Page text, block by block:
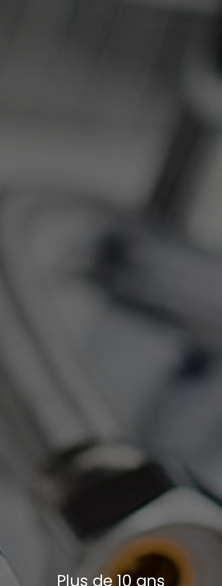
Plus de 10 ans